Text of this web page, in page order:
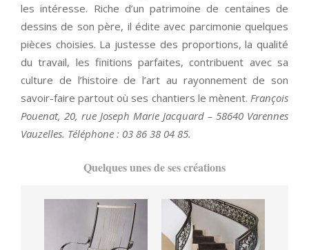
les intéresse. Riche d’un patrimoine de centaines de
dessins de son père, il édite avec parcimonie quelques
pièces choisies. La justesse des proportions, la qualité
du travail, les finitions parfaites, contribuent avec sa
culture de l’histoire de l’art au rayonnement de son
savoir-faire partout où ses chantiers le mènent. François
Pouenat, 20, rue Joseph Marie Jacquard – 58640 Varennes
Vauzelles. Téléphone : 03 86 38 04 85.
Quelques unes de ses créations